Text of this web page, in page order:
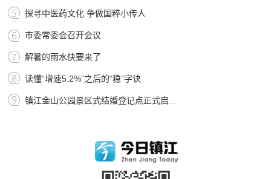
探寻中医药文化 争做国粹小传人
市委常委会召开会议
解暑的雨水快要来了
读懂“增速5.2%”之后的“稳”字诀
镇江金山公园景区式结婚登记点正式启...